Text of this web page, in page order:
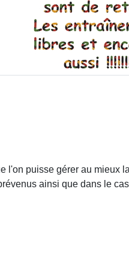
l'on puisse gérer au mieux
ainsi que dans le